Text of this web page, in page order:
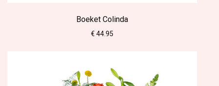
Boeket Colinda
€ 44.95